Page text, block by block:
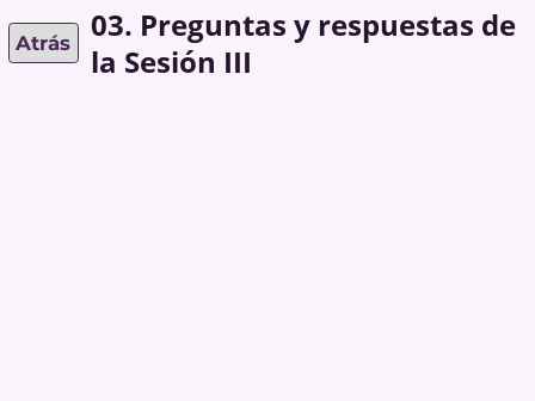
Atrás
03. Preguntas y respuestas de
la Sesión III